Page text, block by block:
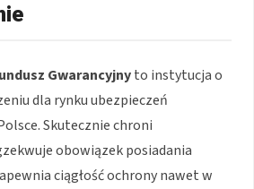
Gwarancyjnyto instytucja o
dla rynku ubezpieczeń
Skutecznie chroni
obowiązek posiadania
ciągłość ochrony nawet w